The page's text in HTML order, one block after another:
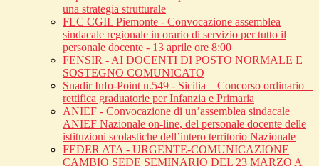
una strategia strutturale
FLC CGIL Piemonte - Convocazione assemblea
sindacale regionale in orario di servizio per tutto il
personale docente - 13 aprile ore 8:00
FENSIR - AI DOCENTI DI POSTO NORMALE E
SOSTEGNO COMUNICATO
Snadir Info-Point n.549 - Sicilia – Concorso ordinario –
rettifica graduatorie per Infanzia e Primaria
ANIEF - Convocazione di un’assemblea sindacale
ANIEF Nazionale on-line, del personale docente delle
istituzioni scolastiche dell’intero territorio Nazionale
FEDER ATA - URGENTE-COMUNICAZIONE
CAMBIO SEDE SEMINARIO DEL 23 MARZO A